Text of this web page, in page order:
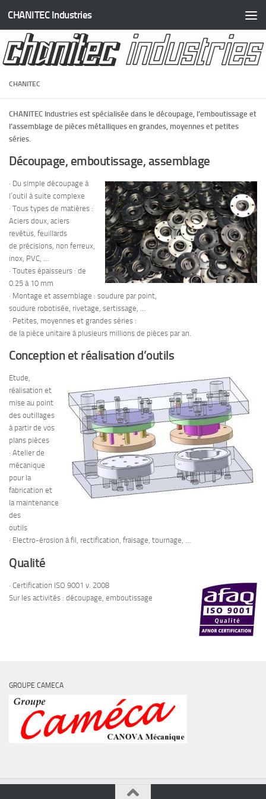
Skip to content
CHANITEC Industries
CHANITEC
CHANITEC Industries est spécialisée dans le découpage, l’emboutissage et
l’assemblage de pièces métalliques en grandes, moyennes et petites
séries.
Découpage, emboutissage, assemblage
· Du simple découpage à
l’outil à suite complexe
· Tous types de matières :
Aciers doux, aciers
revêtus, feuillards
de précisions, non ferreux,
inox, PVC, …
· Toutes épaisseurs : de
0.25 à 10 mm
· Montage et assemblage : soudure par point,
soudure robotisée, rivetage, sertissage, …
· Petites, moyennes et grandes séries :
de la pièce unitaire à plusieurs millions de pièces par an.
Conception et réalisation d’outils
Etude,
réalisation et
mise au point
des outillages
à partir de vos
plans pièces
· Atelier de
mécanique
pour la
fabrication et
la maintenance
des
outils
· Electro-érosion à fil, rectification, fraisage, tournage, …
Qualité
· Certification ISO 9001 v. 2008
Sur les activités : découpage, emboutissage
GROUPE CAMECA